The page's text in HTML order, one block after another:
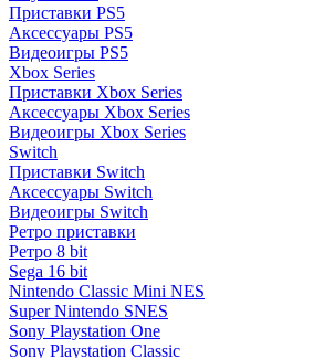
Приставки PS5
Аксессуары PS5
Видеоигры PS5
Xbox Series
Приставки Xbox Series
Аксессуары Xbox Series
Видеоигры Xbox Series
Switch
Приставки Switch
Аксессуары Switch
Видеоигры Switch
Ретро приставки
Ретро 8 bit
Sega 16 bit
Nintendo Classic Mini NES
Super Nintendo SNES
Sony Playstation One
Sony Playstation Classic